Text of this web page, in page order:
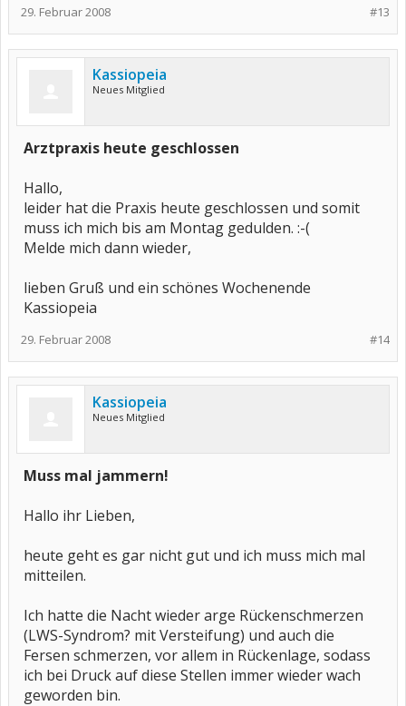
#13
29. Februar 2008
Kassiopeia
Neues Mitglied
Arztpraxis heute geschlossen
Hallo,
leider hat die Praxis heute geschlossen und somit
muss ich mich bis am Montag gedulden. :-(
Melde mich dann wieder,
lieben Gruß und ein schönes Wochenende
Kassiopeia
#14
29. Februar 2008
Kassiopeia
Neues Mitglied
Muss mal jammern!
Hallo ihr Lieben,
heute geht es gar nicht gut und ich muss mich mal
mitteilen.
Ich hatte die Nacht wieder arge Rückenschmerzen
(LWS-Syndrom? mit Versteifung) und auch die
Fersen schmerzen, vor allem in Rückenlage, sodass
ich bei Druck auf diese Stellen immer wieder wach
geworden bin.